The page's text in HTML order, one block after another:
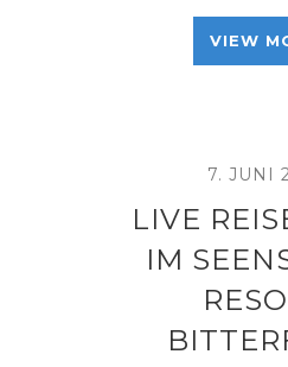
VIEW
7. JUNI
LIVE
IM